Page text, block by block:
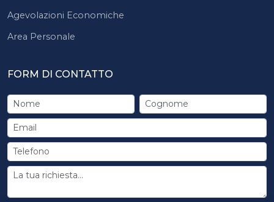
Agevolazioni Economiche
Area Personale
FORM DI CONTATTO